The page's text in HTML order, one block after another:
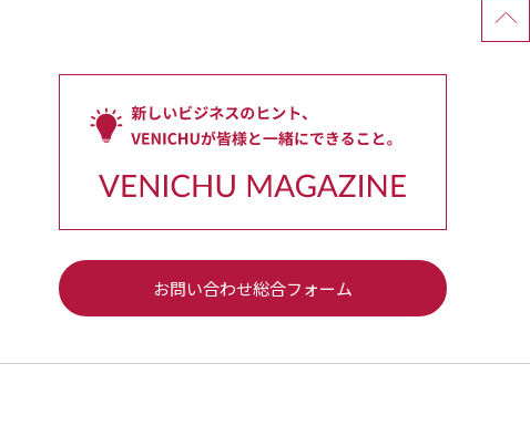
お問い合わせ総合フォーム